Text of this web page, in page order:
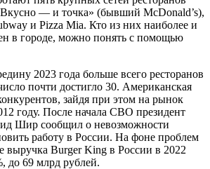
— и точка» (бывший McDonald’s),
и Pizza Mia. Кто из них наиболее и
в городе, можно понять с помощью
2023 года больше всего ресторанов
почти достигло 30. Американская
зайдя при этом на рынок
году. После начала СВО президент
Шир сообщил о невозможности
работу в России. На фоне проблем
выручка Burger King в России в 2022
до 69 млрд рублей.